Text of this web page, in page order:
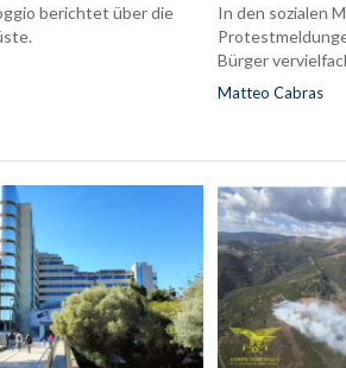
berichtet über die
In den sozialen
Bürger
Matteo Cabras